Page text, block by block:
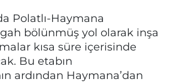
Polatlı-Haymana
bölünmüş yol olarak inşa
kısa süre içerisinde
Bu etabın
ardından Haymana’dan